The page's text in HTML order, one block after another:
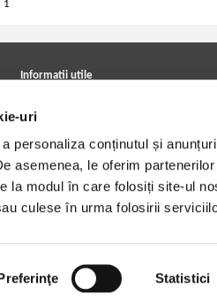
uri
personaliza conținutul și
asemenea, le oferim
la modul în care folosiți site-ul
culese în urma folosirii
Statistici
1
Informatii utile
Achizitii viniluri, casete, CD/DVD
Cum cumpar?
Politica de livrare
Retur comenzi
Angajari - Cariere